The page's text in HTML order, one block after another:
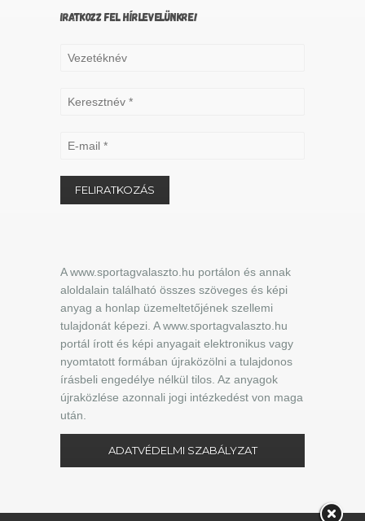
IRATKOZZ FEL HÍRLEVELÜNKRE!
A www.sportagvalaszto.hu portálon és annak
aloldalain található összes szöveges és képi
anyag a honlap üzemeltetőjének szellemi
tulajdonát képezi. A www.sportagvalaszto.hu
portál írott és képi anyagait elektronikus vagy
nyomtatott formában újraközölni a tulajdonos
írásbeli engedélye nélkül tilos. Az anyagok
újraközlése azonnali jogi intézkedést von maga
után.
ADATVÉDELMI SZABÁLYZAT